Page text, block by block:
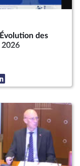
des
2026